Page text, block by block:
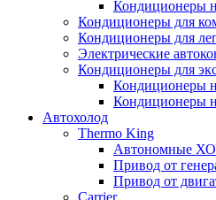
Кондиционеры
Кондиционеры для
Кондиционеры для
Электрические
Кондиционеры для
Кондиционеры
Кондиционеры
Автохолод
Thermo King
Автономные
Привод от
Привод от